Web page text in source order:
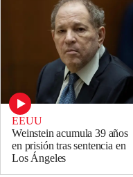
EEUU
Weinstein acumula 39 años
en prisión tras sentencia en
Los Ángeles